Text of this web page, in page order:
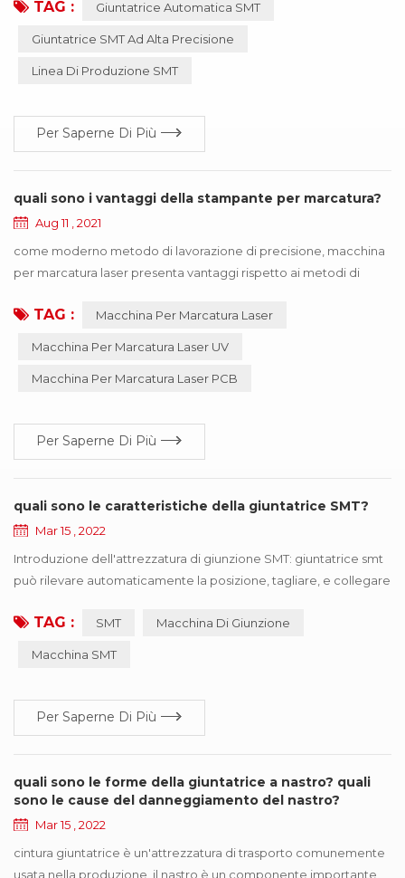
materiale impreciso, con il risultato che la macchina SMT
perdite possono essere evitate attraverso l'...
TAG : Giuntatrice Automatica SMT
Giuntatrice SMT Ad Alta Precisione
Linea Di Produzione SMT
Per Saperne Di Più
quali sono i vantaggi della stampante per marcatura?
Aug 11 , 2021
come moderno metodo di lavorazione di precisione, macchina
per marcatura laser presenta vantaggi rispetto ai metodi di
l'elettroerosione. l'attrezzatura non richiede manutenzione, non
del settore, così ampia...
TAG : Macchina Per Marcatura Laser
Macchina Per Marcatura Laser UV
Macchina Per Marcatura Laser PCB
Per Saperne Di Più
quali sono le caratteristiche della giuntatrice SMT?
Mar 15 , 2022
Introduzione dell'attrezzatura di giunzione SMT: giuntatrice smt
può rilevare automaticamente la posizione, tagliare, e collegare
SMT è facile da usare, migliorare notevolmente la velocità,
TAG : SMT Macchina Di Giunzione
Macchina SMT
Per Saperne Di Più
quali sono le forme della giuntatrice a nastro? quali
sono le cause del danneggiamento del nastro?
Mar 15 , 2022
cintura giuntatrice è un'attrezzatura di trasporto comunemente
usata nella produzione, il nastro è un componente importante,